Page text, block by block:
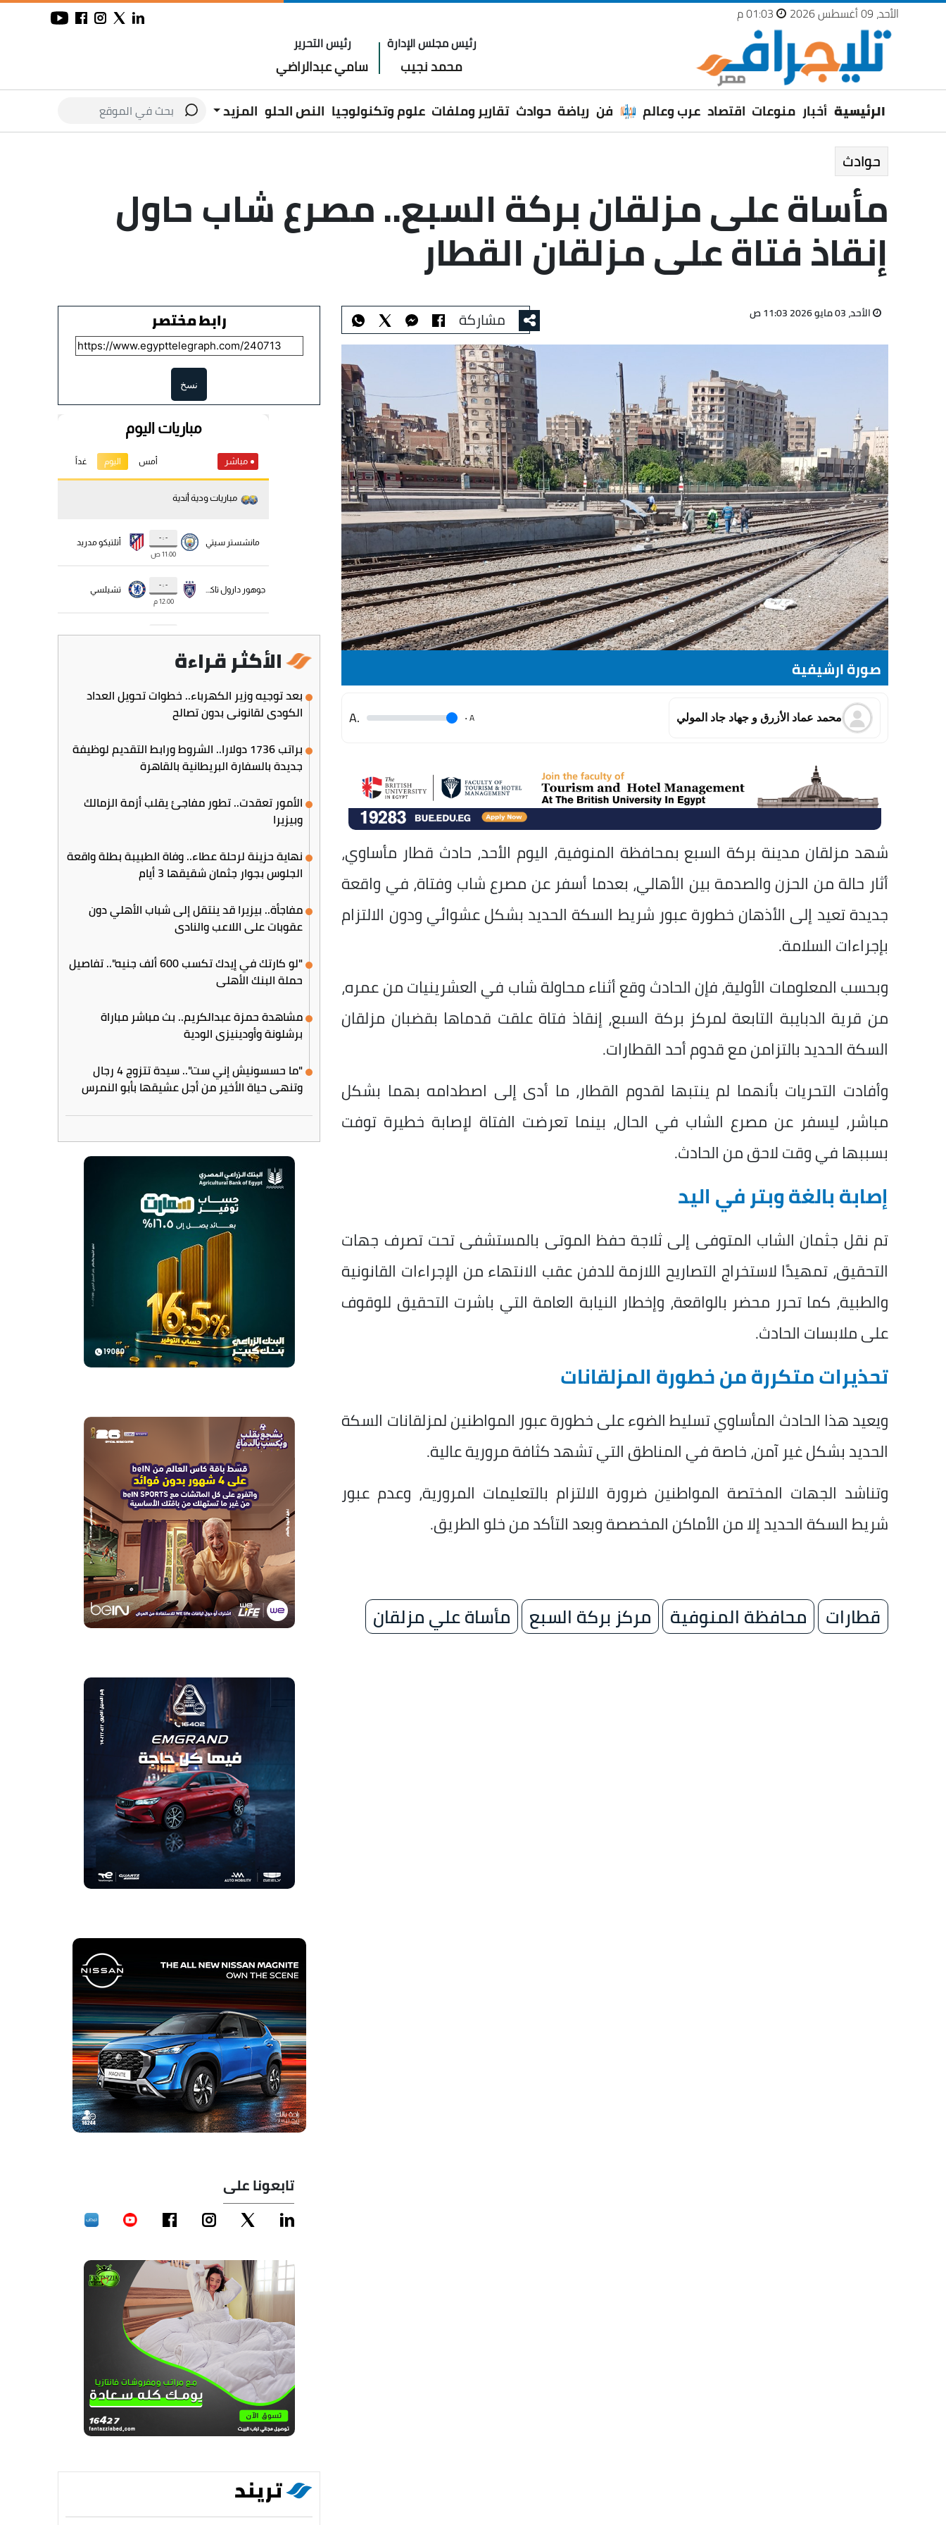
الأحد، 09 أغسطس 2026
رئيس مجلس الإدارة
محمد نجيب
رئيس التحرير
سامي عبدالراضي
الرئيسية أخبار منوعات اقتصاد عرب وعالم فن رياضة حوادث تقارير وملفات علوم وتكنولوجيا النص الحلو المزيد
حوادث
مأساة على مزلقان بركة السبع.. مصرع شاب حاول
إنقاذ فتاة على مزلقان القطار
الأحد، 03 مايو 2026 11:03 ص مشاركة
صورة ارشيفية
محمد عماد الأزرق و جهاد جاد المولي A
.
.A
شهد مزلقان مدينة بركة السبع بمحافظة المنوفية، اليوم الأحد، حادث قطار مأساوي،
أثار حالة من الحزن والصدمة بين الأهالي، بعدما أسفر عن مصرع شاب وفتاة، في واقعة
جديدة تعيد إلى الأذهان خطورة عبور شريط السكة الحديد بشكل عشوائي ودون الالتزام
بإجراءات السلامة.
وبحسب المعلومات الأولية، فإن الحادث وقع أثناء محاولة شاب في العشرينيات من عمره،
من قرية الدبايبة التابعة لمركز بركة السبع، إنقاذ فتاة علقت قدماها بقضبان مزلقان
السكة الحديد بالتزامن مع قدوم أحد القطارات.
وأفادت التحريات بأنهما لم ينتبها لقدوم القطار، ما أدى إلى اصطدامه بهما بشكل
مباشر، ليسفر عن مصرع الشاب في الحال، بينما تعرضت الفتاة لإصابة خطيرة توفت
بسببها في وقت لاحق من الحادث.
إصابة بالغة وبتر في اليد
تم نقل جثمان الشاب المتوفى إلى ثلاجة حفظ الموتى بالمستشفى تحت تصرف جهات
التحقيق، تمهيدًا لاستخراج التصاريح اللازمة للدفن عقب الانتهاء من الإجراءات القانونية
والطبية، كما تحرر محضر بالواقعة، وإخطار النيابة العامة التي باشرت التحقيق للوقوف
على ملابسات الحادث.
تحذيرات متكررة من خطورة المزلقانات
ويعيد هذا الحادث المأساوي تسليط الضوء على خطورة عبور المواطنين لمزلقانات السكة
الحديد بشكل غير آمن، خاصة في المناطق التي تشهد كثافة مرورية عالية.
وتناشد الجهات المختصة المواطنين ضرورة الالتزام بالتعليمات المرورية، وعدم عبور
شريط السكة الحديد إلا من الأماكن المخصصة وبعد التأكد من خلو الطريق.
قطارات محافظة المنوفية مركز بركة السبع مأساة علي مزلقان
رابط مختصر
نسخ
الأكثر قراءة
بعد توجيه وزير الكهرباء.. خطوات تحويل العداد
الكودي لقانوني بدون تصالح
براتب 1736 دولارا.. الشروط ورابط التقديم لوظيفة
جديدة بالسفارة البريطانية بالقاهرة
الأمور تعقدت.. تطور مفاجئ يقلب أزمة الزمالك
وبيزيرا
نهاية حزينة لرحلة عطاء.. وفاة الطبيبة بطلة واقعة
الجلوس بجوار جثمان شقيقها 3 أيام
مفاجأة.. بيزيرا قد ينتقل إلى شباب الأهلي دون
عقوبات على اللاعب والنادي
"لو كارتك في إيدك تكسب 600 ألف جنيه".. تفاصيل
حملة البنك الأهلي
مشاهدة حمزة عبدالكريم.. بث مباشر مباراة
برشلونة وأودينيزي الودية
"ما حسسونيش إني ست".. سيدة تتزوج 4 رجال
وتنهي حياة الأخير من أجل عشيقها بأبو النمرس
تابعونا على
تريند